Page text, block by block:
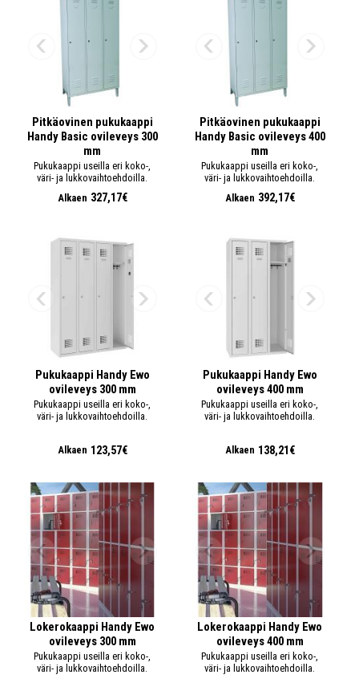
Pitkäovinen pukukaappi
Handy Basic ovileveys 300
mm
Pukukaappi useilla eri koko-,
väri- ja lukkovaihtoehdoilla.
Alkaen 327,17€
Pitkäovinen pukukaappi
Handy Basic ovileveys 400
mm
Pukukaappi useilla eri koko-,
väri- ja lukkovaihtoehdoilla.
Alkaen 392,17€
Pukukaappi Handy Ewo
ovileveys 300 mm
Pukukaappi useilla eri koko-,
väri- ja lukkovaihtoehdoilla.
Alkaen 123,57€
Pukukaappi Handy Ewo
ovileveys 400 mm
Pukukaappi useilla eri koko-,
väri- ja lukkovaihtoehdoilla.
Alkaen 138,21€
Lokerokaappi Handy Ewo
ovileveys 300 mm
Pukukaappi useilla eri koko-,
väri- ja lukkovaihtoehdoilla.
Lokerokaappi Handy Ewo
ovileveys 400 mm
Pukukaappi useilla eri koko-,
väri- ja lukkovaihtoehdoilla.